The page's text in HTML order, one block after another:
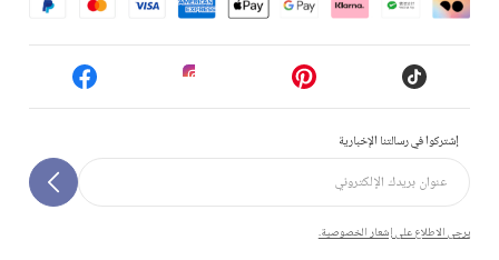
إشتركوا في رسالتنا الإخبارية
يرجى الاطلاع على إشعار الخصوصية.